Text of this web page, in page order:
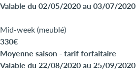
Valable du 02/05/2020 au 03/07/2020
Mid-week (meublé)
330€
Moyenne saison - tarif forfaitaire
Valable du 22/08/2020 au 25/09/2020